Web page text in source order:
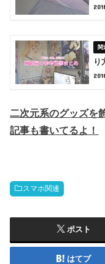
り
二次元系のグッズを
記事も書いてるよ！
スマホ関連
ポスト
はてブ